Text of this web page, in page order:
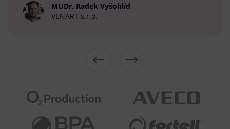
MUDr. Radek Vyšohlíd,
VENART s.r.o.